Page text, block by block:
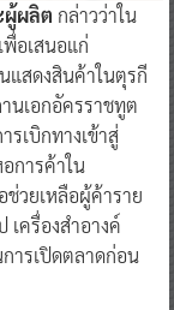
ผู้ผลิต กล่าวว่าใน
อเสนอแก่
แสดงสินค้าในตุรกี
นเอกอัครราชทูต
รเบิกทางเข้าสู่
การค้าใน
ช่วยเหลือผู้ค้าราย
ครื่องสำอางค์
ารเปิดตลาดก่อน